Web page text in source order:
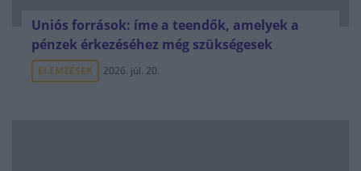
Uniós források: íme a teendők, amelyek a
pénzek érkezéséhez még szükségesek
ELEMZÉSEK 2026. júl. 20.